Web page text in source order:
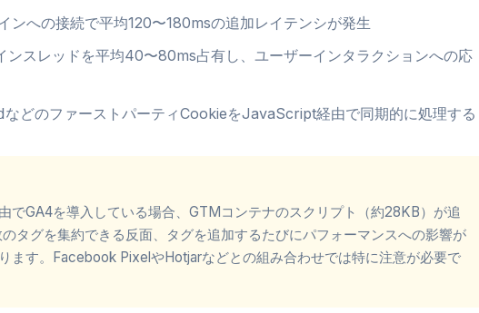
ンへの接続で平均120〜180msの追加レイテンシが発生
ンスレッドを平均40〜80ms占有し、ユーザーインタラクションへの応
などのファーストパーティCookieをJavaScript経由で同期的に処理する
でGA4を導入している場合、GTMコンテナのスクリプト（約28KB）が追
タグを集約できる反面、タグを追加するたびにパフォーマンスへの影響が
ます。Facebook PixelやHotjarなどとの組み合わせでは特に注意が必要で